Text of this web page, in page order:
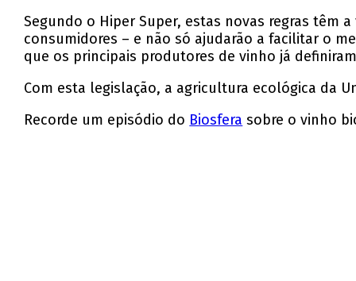
Segundo o Hiper Super, estas novas regras têm
consumidores – e não só ajudarão a facilitar o
que os principais produtores de vinho já
Com esta legislação, a agricultura ecológica da
Recorde um episódio do Biosfera sobre o vinho